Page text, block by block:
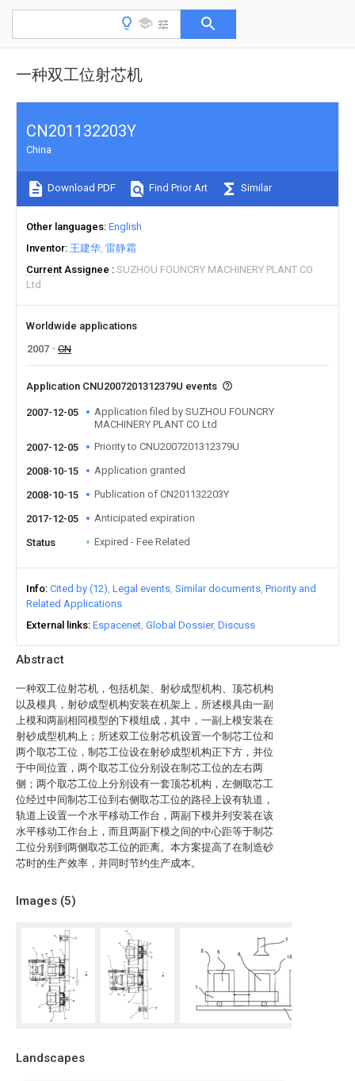
一种双工位射芯机
Abstract
一种双工位射芯机，包括机架、射砂成型机构、顶芯机构
以及模具，射砂成型机构安装在机架上，所述模具由一副
上模和两副相同模型的下模组成，其中，一副上模安装在
射砂成型机构上；所述双工位射芯机设置一个制芯工位和
两个取芯工位，制芯工位设在射砂成型机构正下方，并位
于中间位置，两个取芯工位分别设在制芯工位的左右两
侧；两个取芯工位上分别设有一套顶芯机构，左侧取芯工
位经过中间制芯工位到右侧取芯工位的路径上设有轨道，
轨道上设置一个水平移动工作台，两副下模并列安装在该
水平移动工作台上，而且两副下模之间的中心距等于制芯
工位分别到两侧取芯工位的距离。本方案提高了在制造砂
芯时的生产效率，并同时节约生产成本。
Images (5)
Landscapes
CN201132203Y
China
Download PDF Find Prior Art Similar
Other languages English
Inventor 王建华 雷静霜
Current Assignee
SUZHOU FOUNCRY MACHINERY PLANT CO
Ltd
Worldwide applications
2007
CN
Application CNU2007201312379U events
2007-12-05
Application filed by SUZHOU FOUNCRY
MACHINERY PLANT CO Ltd
2007-12-05
Priority to CNU2007201312379U
2008-10-15 Application granted
2008-10-15 Publication of CN201132203Y
2017-12-05 Anticipated expiration
Status Expired - Fee Related
Info Cited by (12) Legal events Similar documents Priority and
Related Applications
External links Espacenet Global Dossier Discuss